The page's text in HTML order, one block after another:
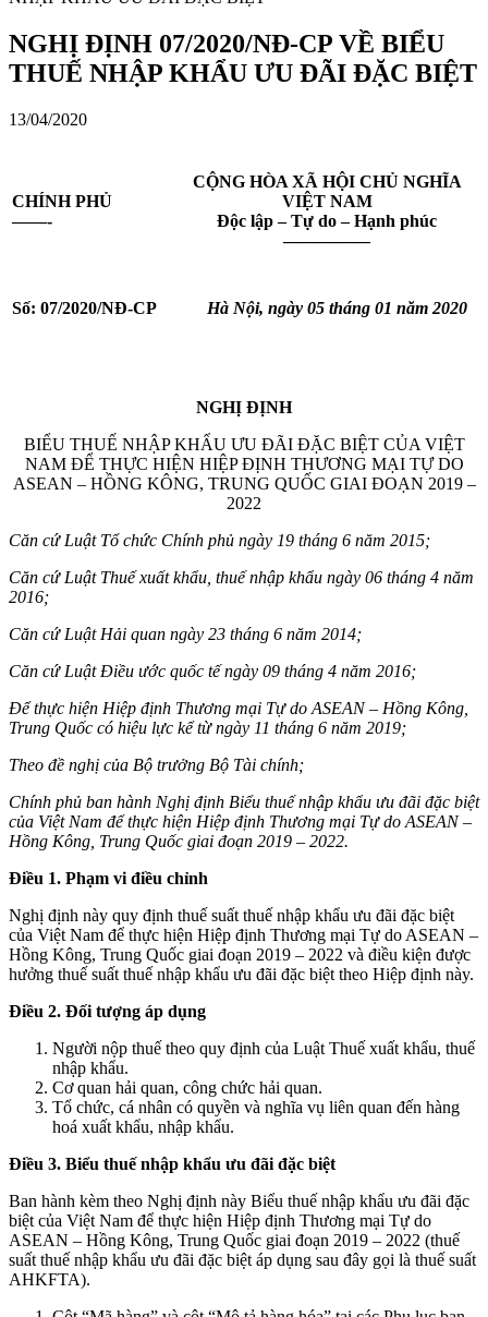
NGHỊ ĐỊNH 07/2020/NĐ-CP VỀ BIỂU
THUẾ NHẬP KHẨU ƯU ĐÃI ĐẶC BIỆT
13/04/2020
CHÍNH PHỦ
——-
CỘNG HÒA XÃ HỘI CHỦ NGHĨA
VIỆT NAM
Độc lập – Tự do – Hạnh phúc
—————
Số: 07/2020/NĐ-CP Hà Nội, ngày 05 tháng 01 năm 2020
NGHỊ ĐỊNH
BIỂU THUẾ NHẬP KHẨU ƯU ĐÃI ĐẶC BIỆT CỦA VIỆT
NAM ĐỂ THỰC HIỆN HIỆP ĐỊNH THƯƠNG MẠI TỰ DO
ASEAN – HỒNG KÔNG, TRUNG QUỐC GIAI ĐOẠN 2019 –
2022
Căn cứ Luật Tổchức Chính phủ ngày 19 tháng 6 năm 2015;
Căn cứ Luật Thuế xuất khẩu, thuế nhập khẩu ngày 06 tháng 4 năm
2016;
Căn cứ Luật Hải quan ngày 23 tháng 6 năm 2014;
Căn cứ Luật Điều ước quốc tế ngày 09 tháng 4 năm 2016;
Để thực hiện Hiệp định Thương mại Tự do ASEAN – Hồng Kông,
Trung Quốc có hiệu lực kể từ ngày 11 tháng 6 năm 2019;
Theo đề nghị của Bộ trưởng Bộ Tài chính;
Chính phủ ban hành Nghị định Biểu thuế nhập khẩu ưu đãi đặc biệt
của Việt Nam để thực hiện Hiệp định Thương mại Tự do ASEAN –
Hồng Kông, Trung Quốc giai đoạn 2019 – 2022.
Điều 1. Phạm vi điều chỉnh
Nghị định này quy định thuế suất thuế nhập khẩu ưu đãi đặc biệt
của Việt Nam để thực hiện Hiệp định Thương mại Tự do ASEAN –
Hồng Kông, Trung Quốc giai đoạn 2019 – 2022 và điều kiện được
hưởng thuế suất thuế nhập khẩu ưu đãi đặc biệt theo Hiệp định này.
Điều 2. Đối tượng áp dụng
Người nộp thuế theo quy định của Luật Thuế xuất khẩu, thuế
nhập khẩu.
Cơ quan hải quan, công chức hải quan.
Tổ chức, cá nhân có quyền và nghĩa vụ liên quan đến hàng
hoá xuất khẩu, nhập khẩu.
Điều 3. Biểu thuế nhập khẩu ưu đãi đặc biệt
Ban hành kèm theo Nghị định này Biểu thuế nhập khẩu ưu đãi đặc
biệt của Việt Nam để thực hiện Hiệp định Thương mại Tự do
ASEAN – Hồng Kông, Trung Quốc giai đoạn 2019 – 2022 (thuế
suất thuế nhập khẩu ưu đãi đặc biệt áp dụng sau đây gọi là thuế suất
AHKFTA).